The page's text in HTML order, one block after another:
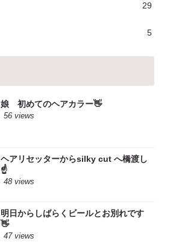
29
5
娘 初めてのヘアカラー👋
56 views
ヘアリセッターからsilky cut へ橋渡し
☝️
48 views
明日からしばらくビールとお別れです
👋
47 views